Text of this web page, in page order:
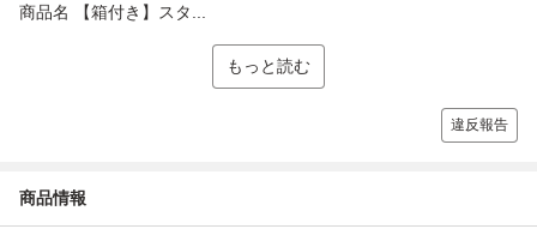
商品名 【箱付き】スタ...
もっと読む
違反報告
商品情報